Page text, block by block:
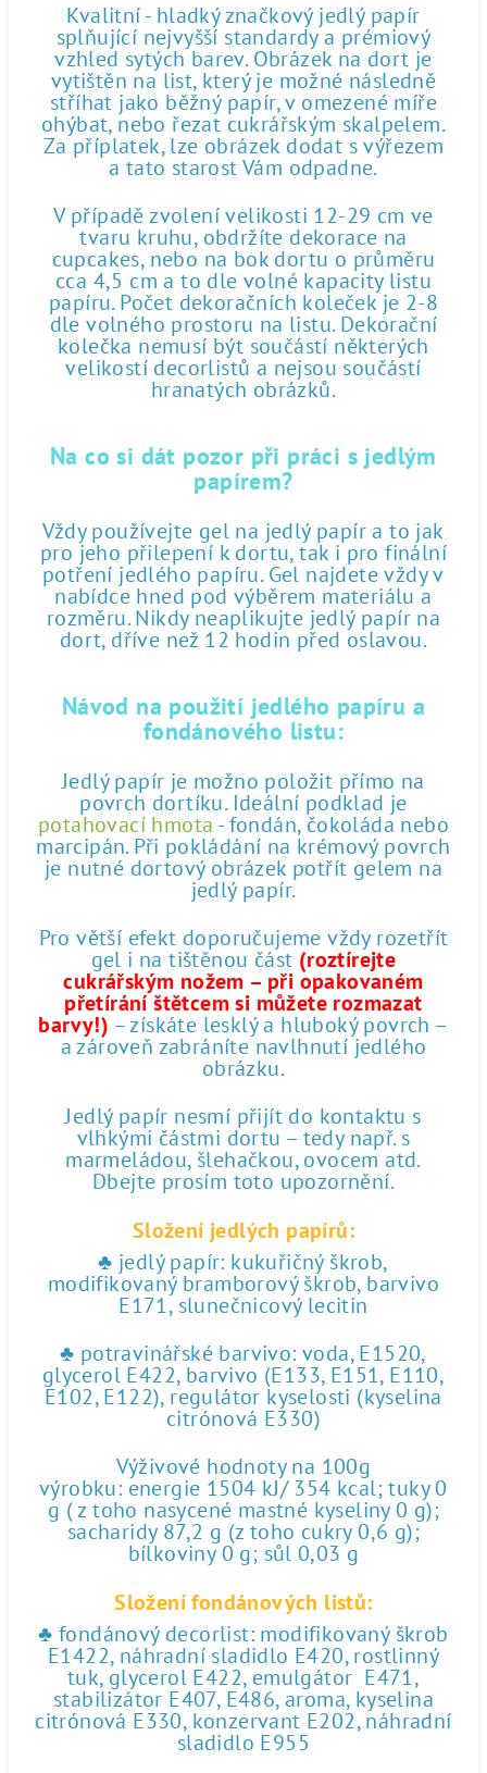
Kvalitní - hladký značkový jedlý papír
splňující nejvyšší standardy a prémiový
vzhled sytých barev. Obrázek na dort je
vytištěn na list, který je možné následně
stříhat jako běžný papír, v omezené míře
ohýbat, nebo řezat cukrářským skalpelem.
Za příplatek, lze obrázek dodat s výřezem
a tato starost Vám odpadne.
V případě zvolení velikosti 12-29 cm ve
tvaru kruhu, obdržíte dekorace na
cupcakes, nebo na bok dortu o průměru
cca 4,5 cm a to dle volné kapacity listu
papíru. Počet dekoračních koleček je 2-8
dle volného prostoru na listu. Dekorační
kolečka nemusí být součástí některých
velikostí decorlistů a nejsou součástí
hranatých obrázků.
Na co si dát pozor při práci s jedlým
papírem?
Vždy používejte gel na jedlý papír a to jak
pro jeho přilepení k dortu, tak i pro finální
potření jedlého papíru. Gel najdete vždy v
nabídce hned pod výběrem materiálu a
rozměru. Nikdy neaplikujte jedlý papír na
dort, dříve než 12 hodin před oslavou.
Návod na použití jedlého papíru a
fondánového listu:
Jedlý papír je možno položit přímo na
povrch dortíku. Ideální podklad je
potahovací hmota - fondán, čokoláda nebo
marcipán. Při pokládání na krémový povrch
je nutné dortový obrázek potřít gelem na
jedlý papír.
Pro větší efekt doporučujeme vždy rozetřít
gel i na tištěnou část (roztírejte
cukrářským nožem – při opakovaném
přetírání štětcem si můžete rozmazat
barvy!) – získáte lesklý a hluboký povrch –
a zároveň zabráníte navlhnutí jedlého
obrázku.
Jedlý papír nesmí přijít do kontaktu s
vlhkými částmi dortu – tedy např. s
marmeládou, šlehačkou, ovocem atd.
Dbejte prosím toto upozornění.
Složení jedlých papírů:
♣ jedlý papír: kukuřičný škrob,
modifikovaný bramborový škrob, barvivo
E171, slunečnicový lecitin
♣ potravinářské barvivo: voda, E1520,
glycerol E422, barvivo (E133, E151, E110,
E102, E122), regulátor kyselosti (kyselina
citrónová E330)
Výživové hodnoty na 100g
výrobku: energie 1504 kJ/ 354 kcal; tuky 0
g ( z toho nasycené mastné kyseliny 0 g);
sacharidy 87,2 g (z toho cukry 0,6 g);
bílkoviny 0 g; sůl 0,03 g
Složení fondánových listů:
♣ fondánový decorlist: modifikovaný škrob
E1422, náhradní sladidlo E420, rostlinný
tuk, glycerol E422, emulgátor E471,
stabilizátor E407, E486, aroma, kyselina
citrónová E330, konzervant E202, náhradní
sladidlo E955